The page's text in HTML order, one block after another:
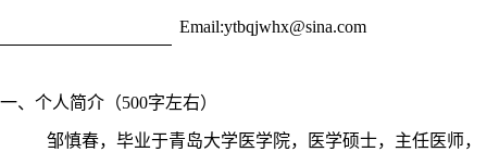
Email:ytbqjwhx@sina.com
一、个人简介（500字左右）
邹慎春，毕业于青岛大学医学院，医学硕士，主任医师，